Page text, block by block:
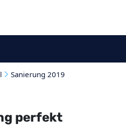
Sanierung 2019
perfekt